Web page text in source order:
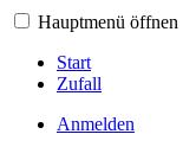
Hauptmenü öffnen
Start
Zufall
Anmelden